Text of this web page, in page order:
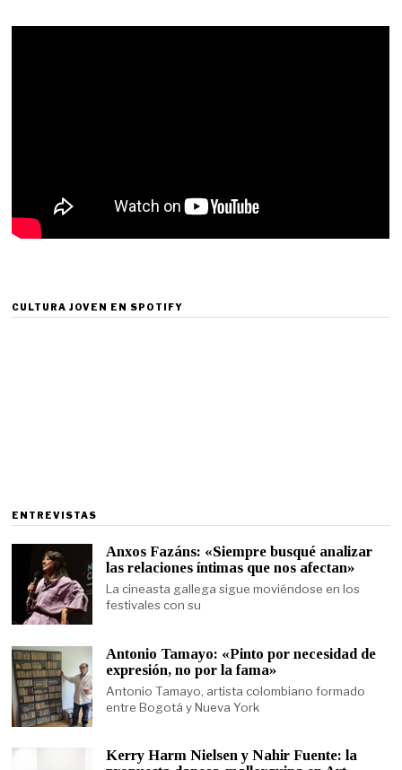
CULTURA JOVEN EN SPOTIFY
ENTREVISTAS
Anxos Fazáns: «Siempre busqué analizar
las relaciones íntimas que nos afectan»
La cineasta gallega sigue moviéndose en los
festivales con su
Antonio Tamayo: «Pinto por necesidad de
expresión, no por la fama»
Antonio Tamayo, artista colombiano formado
entre Bogotá y Nueva York
Kerry Harm Nielsen y Nahir Fuente: la